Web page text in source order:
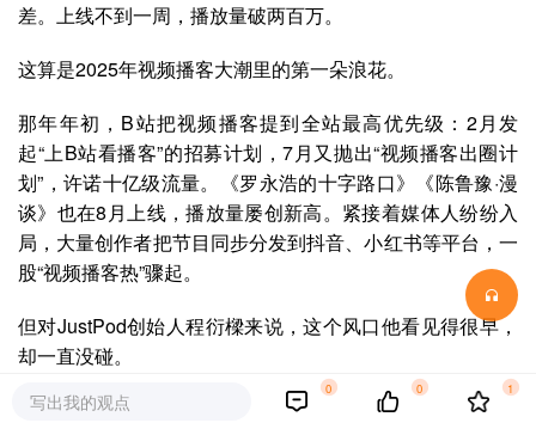
差。上线不到一周，播放量破两百万。
这算是2025年视频播客大潮里的第一朵浪花。
那年年初，B站把视频播客提到全站最高优先级：2月发
起“上B站看播客”的招募计划，7月又抛出“视频播客出圈计
划”，许诺十亿级流量。《罗永浩的十字路口》《陈鲁豫·漫
谈》也在8月上线，播放量屡创新高。紧接着媒体人纷纷入
局，大量创作者把节目同步分发到抖音、小红书等平台，一
股“视频播客热”骤起。
但对JustPod创始人程衍樑来说，这个风口他看见得很早，
却一直没碰。
2018年左右，他就认为YouTube已是全世界最大的“播客平
写出我的观点
0 0 1